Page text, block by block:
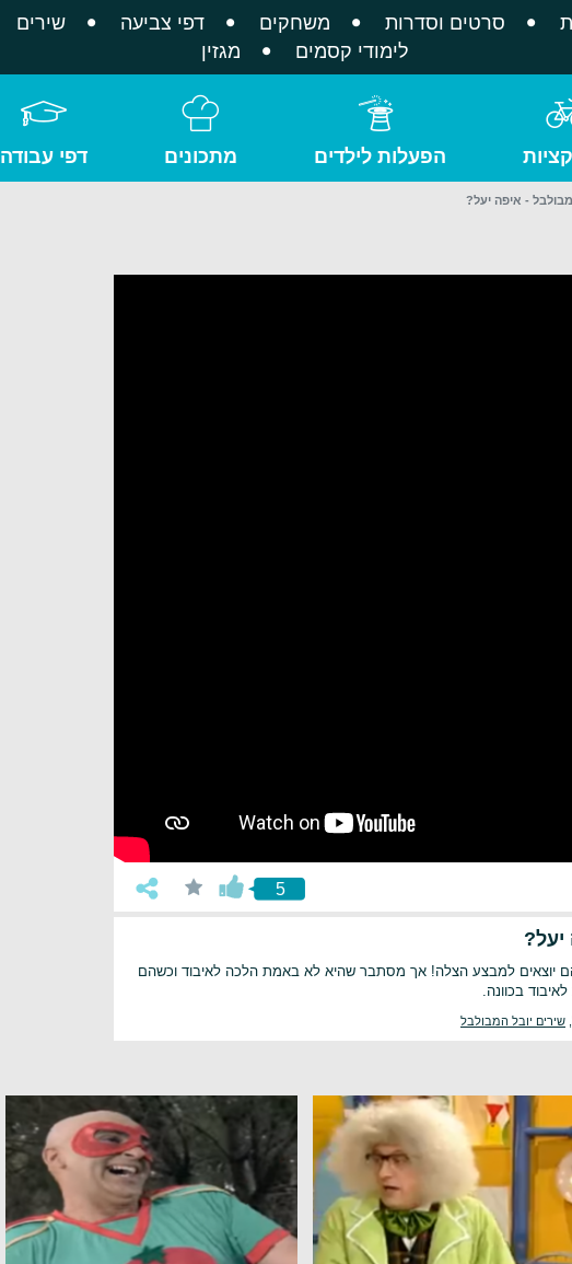
סרטים וסדרות משחקים דפי צביעה
שירים
לימודי קסמים
מגזין
הפעלות לילדים מתכונים דפי עבודה
- איפה יעל?
5
יעל?
יוצאים למבצע הצלה! אך מסתבר שהיא לא באמת הלכה לאיבוד וכשהם
בכוונה.
שירים יובל המבולבל